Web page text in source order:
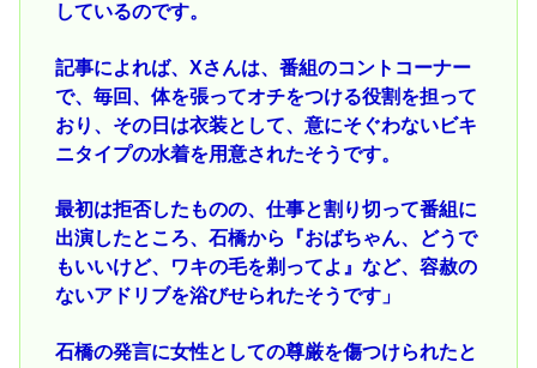
しているのです。
記事によれば、Xさんは、番組のコントコーナー
で、毎回、体を張ってオチをつける役割を担って
おり、その日は衣装として、意にそぐわないビキ
ニタイプの水着を用意されたそうです。
最初は拒否したものの、仕事と割り切って番組に
出演したところ、石橋から『おばちゃん、どうで
もいいけど、ワキの毛を剃ってよ』など、容赦の
ないアドリブを浴びせられたそうです」
石橋の発言に女性としての尊厳を傷つけられたと